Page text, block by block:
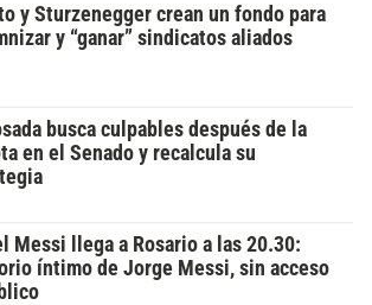
y Sturzenegger crean un fondo para
y “ganar” sindicatos aliados
busca culpables después de la
en el Senado y recalcula su
Messi llega a Rosario a las 20.30:
íntimo de Jorge Messi, sin acceso